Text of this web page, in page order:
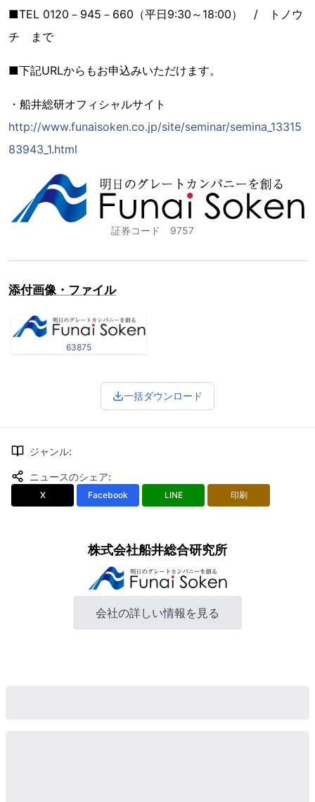
■TEL 0120－945－660（平日9:30～18:00） / トノウ
チ まで
■下記URLからもお申込みいただけます。
・船井総研オフィシャルサイト
http://www.funaisoken.co.jp/site/seminar/semina_13315
83943_1.html
証券コード 9757
添付画像・ファイル
63875
一括ダウンロード
ジャンル:
ニュースのシェア:
X Facebook LINE 印刷
株式会社船井総合研究所
会社の詳しい情報を見る